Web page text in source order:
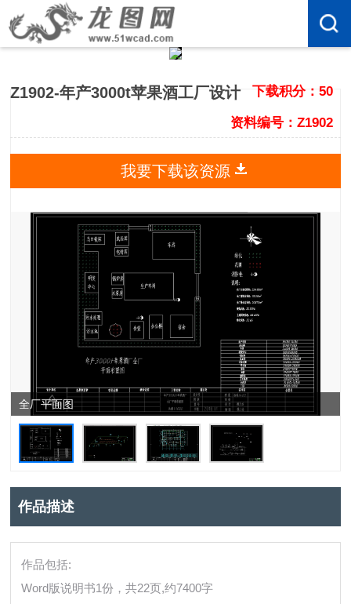
Z1902-年产3000t苹果酒工厂设计 下载积分：50
资料编号：Z1902
我要下载该资源
全厂平面图
作品描述
作品包括:
Word版说明书1份，共22页,约7400字